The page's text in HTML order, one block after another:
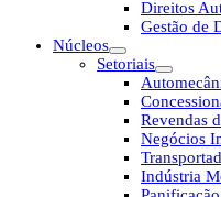
Direitos
Gestão de
Núcleos
Setoriais
Revendas
Negócios
Indústria